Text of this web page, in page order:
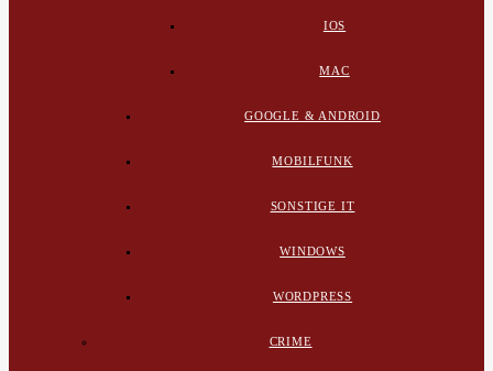
IOS
MAC
GOOGLE & ANDROID
MOBILFUNK
SONSTIGE IT
WINDOWS
WORDPRESS
CRIME